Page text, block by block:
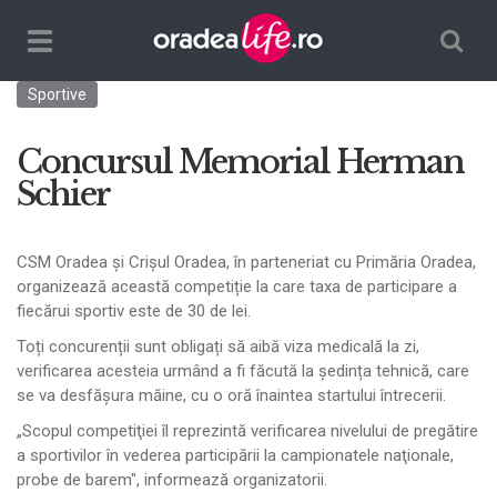
TPL_ORADEALIFE_TOGGLE_NAVIGATION
Sportive
Concursul Memorial Herman
Schier
CSM Oradea și Crișul Oradea, în parteneriat cu Primăria Oradea,
organizează această competiție la care taxa de participare a
fiecărui sportiv este de 30 de lei.
Toți concurenții sunt obligați să aibă viza medicală la zi,
verificarea acesteia urmând a fi făcută la ședința tehnică, care
se va desfășura măine, cu o oră înaintea startului întrecerii.
„Scopul competiţiei îl reprezintă verificarea nivelului de pregătire
a sportivilor în vederea participării la campionatele naţionale,
probe de barem", informează organizatorii.